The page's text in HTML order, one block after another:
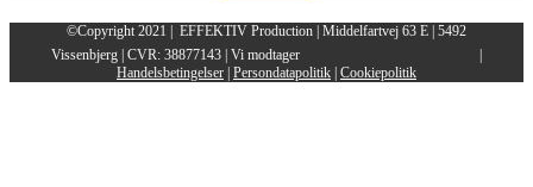
©Copyright 2021 | EFFEKTIV Production | Middelfartvej 63 E | 5492
Vissenbjerg | CVR: 38877143 | Vi modtager
Handelsbetingelser Persondatapolitik Cookiepolitik